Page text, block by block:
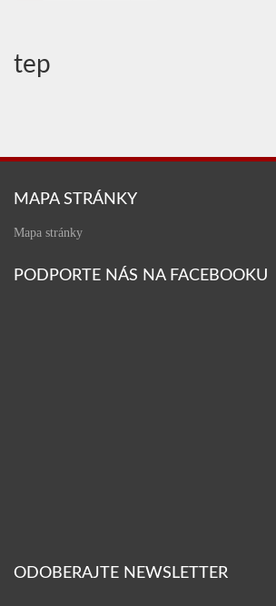
tep
MAPA STRÁNKY
Mapa stránky
PODPORTE NÁS NA FACEBOOKU
ODOBERAJTE NEWSLETTER